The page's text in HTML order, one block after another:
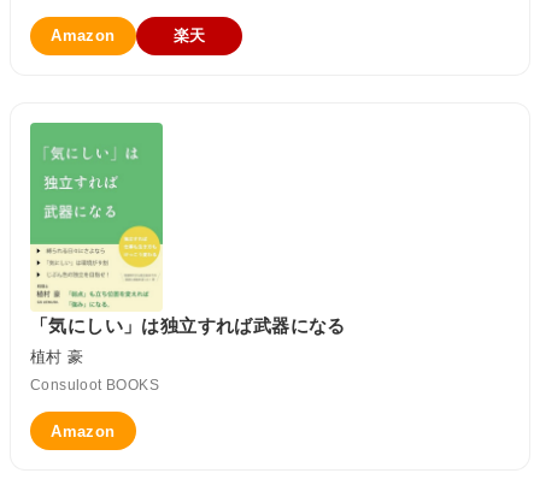
Amazon 楽天
「気にしい」は独立すれば武器になる
植村 豪
Consuloot BOOKS
Amazon